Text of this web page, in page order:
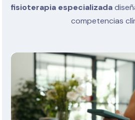
fisioterapia especializada
competencias